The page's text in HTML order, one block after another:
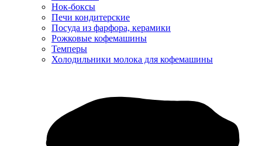
Нок-боксы
Печи кондитерские
Посуда из фарфора, керамики
Рожковые кофемашины
Темперы
Холодильники молока для кофемашины